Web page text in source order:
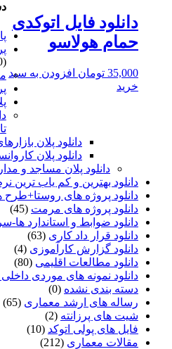
دانلود فایل اتوکدی
حمام هولاسو
35,000 تومان افزودن به سبد
خرید
(10)
دانلود پلان
دانلود پلان
دانلود پلان مساجد و
دانلود بهترین و کم یاب ترین
دانلود پروژه های روستا+طرح
دانلود پروژه های مرمت (45)
دانلود ضوابط و استاندارد ها-
دانلود قرار داد کاری (63)
دانلود گزارش کارآموزی (4)
دانلود مطالعات اقلیمی (80)
دانلود نمونه های موردی
دسته بندی نشده (0)
رساله های ارشد معماری (65)
شیت های پرزانته (2)
فایل های پولی اتوکد (10)
مقالات معماری (212)